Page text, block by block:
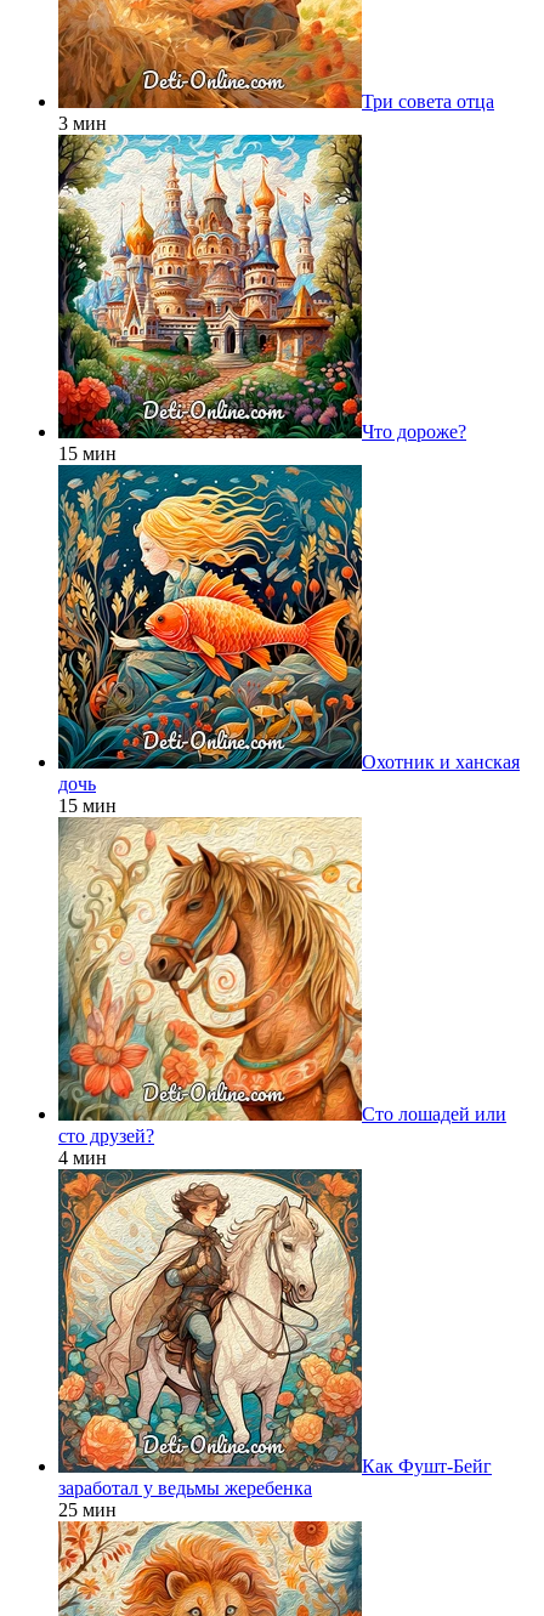
Три совета отца
3 мин
Что дороже?
15 мин
Охотник и ханская
дочь
15 мин
Сто лошадей или
сто друзей?
4 мин
Как Фушт-Бейг
заработал у ведьмы жеребенка
25 мин